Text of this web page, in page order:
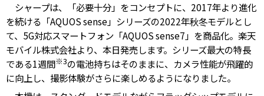
シャープは、「必要十分」をコンセプトに、2017年より進化
を続ける「AQUOS sense」シリーズの2022年秋冬モデルとし
て、5G対応スマートフォン「AQUOS sense7」を商品化。楽天
モバイル株式会社より、本日発売します。シリーズ最大の特長
である1週間※3の電池持ちはそのままに、カメラ性能が飛躍的
に向上し、撮影体験がさらに楽しめるようになりました。